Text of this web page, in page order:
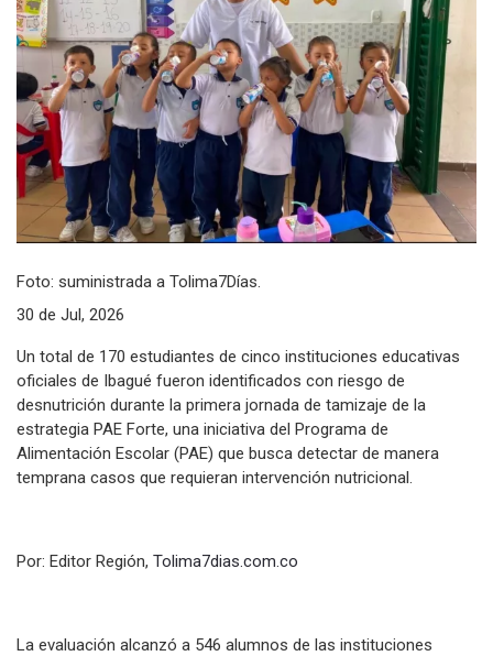
Foto: suministrada a Tolima7Días.
30 de Jul, 2026
Un total de 170 estudiantes de cinco instituciones educativas
oficiales de Ibagué fueron identificados con riesgo de
desnutrición durante la primera jornada de tamizaje de la
estrategia PAE Forte, una iniciativa del Programa de
Alimentación Escolar (PAE) que busca detectar de manera
temprana casos que requieran intervención nutricional.
Por: Editor Región, Tolima7dias.com.co
La evaluación alcanzó a 546 alumnos de las instituciones